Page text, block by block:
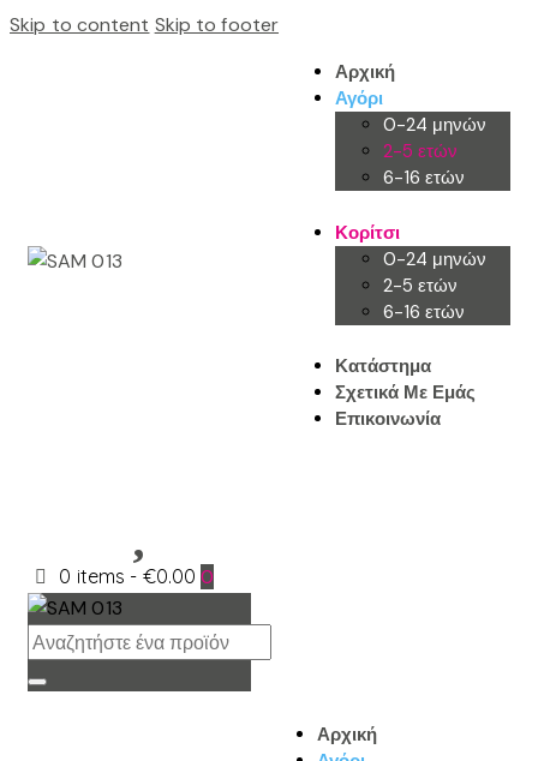
Skip to content Skip to footer
Αρχική
Αγόρι
0-24 μηνών
2-5 ετών
6-16 ετών
Κορίτσι
0-24 μηνών
2-5 ετών
6-16 ετών
Κατάστημα
Σχετικά Με Εμάς
Επικοινωνία
0 items - €0.00 0
Αρχική